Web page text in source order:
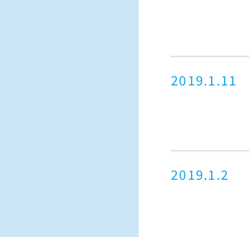
2019.1.11
2019.1.2